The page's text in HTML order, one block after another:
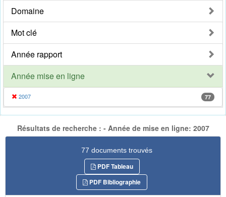
Domaine
Mot clé
Année rapport
Année mise en ligne
2007 77
Résultats de recherche : - Année de mise en ligne: 2007
77 documents trouvés
PDF Tableau
PDF Bibliographie